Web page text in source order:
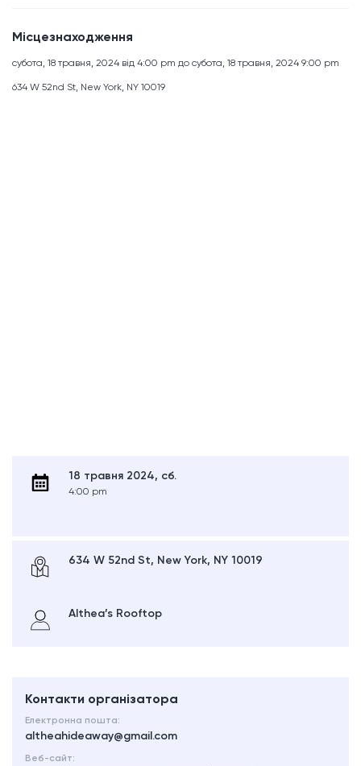
Місцезнаходження
субота, 18 травня, 2024 від 4:00 pm до субота, 18 травня, 2024 9:00 pm
634 W 52nd St, New York, NY 10019
18 травня 2024, сб.
4:00 pm
634 W 52nd St, New York, NY 10019
Althea’s Rooftop
Контакти організатора
Електронна пошта:
altheahideaway@gmail.com
Веб-сайт: